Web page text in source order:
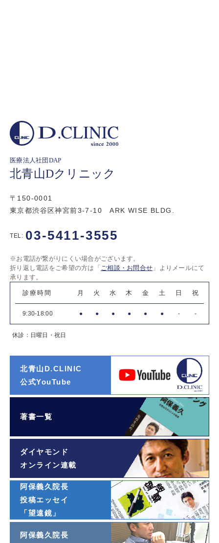
医療法人社団DAP
北青山Dクリニック
〒150-0001
東京都渋谷区神宮前3-7-10 ARK WISE BLDG.
TEL: 03-5411-3555
※お電話が繋がりにくい場合がございます。
折り返し電話をご希望の方は「 ご相談・お問合せ 」よりメールにて
承ります。
診療時間 月 火 水 木 金 土 日 祝
9:30-18:00 ● ● ● ● ● ● - -
休診：日曜日・祝日
北青山D.CLINIC
公式YouTube
著書一覧
ダイヤモンド
オンライン連載
阿保義久院長
投稿エッセイ
「望遠鏡」
阿保義久院長